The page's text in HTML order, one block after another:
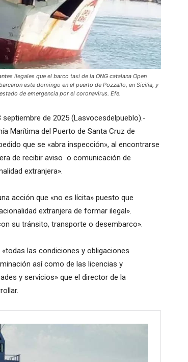
ilegales que el barco taxi de la ONG catalana Open
este domingo en el puerto de Pozzallo, en Sicilia, y
de emergencia por el coronavirus. Efe.
de 2025 (Lasvocesdelpueblo).-
Marítima del Puerto de Santa Cruz de
que se «abra inspección», al encontrarse
de recibir aviso o comunicación de
extranjera».
acción que «no es lícita» puesto que
extranjera de formar ilegal».
su tránsito, transporte o desembarco».
las condiciones y obligaciones
así como de las licencias y
y servicios» que el director de la